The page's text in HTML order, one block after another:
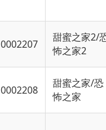
0002207
甜蜜之家2/
怖之家2
0002208
甜蜜之家/恐
怖之家